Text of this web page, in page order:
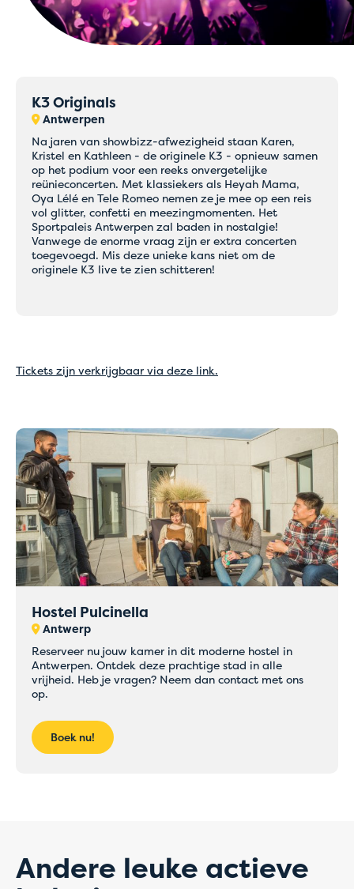
K3 Originals
Antwerpen
Na jaren van showbizz-afwezigheid staan Karen,
Kristel en Kathleen - de originele K3 - opnieuw samen
op het podium voor een reeks onvergetelijke
reünieconcerten. Met klassiekers als Heyah Mama,
Oya Lélé en Tele Romeo nemen ze je mee op een reis
vol glitter, confetti en meezingmomenten. Het
Sportpaleis Antwerpen zal baden in nostalgie!
Vanwege de enorme vraag zijn er extra concerten
toegevoegd. Mis deze unieke kans niet om de
originele K3 live te zien schitteren!
Tickets zijn verkrijgbaar via deze link.
Hostel Pulcinella
Antwerp
Reserveer nu jouw kamer in dit moderne hostel in
Antwerpen. Ontdek deze prachtige stad in alle
vrijheid. Heb je vragen? Neem dan contact met ons
op.
Boek nu!
Andere leuke actieve
Tijdelijke
problemen met
online betalingen
Bedankt voor je begrip en onze excuses voor het
eventuele ongemak.